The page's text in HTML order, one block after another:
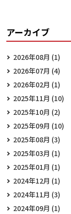
アーカイブ
2026年08月 (1)
2026年07月 (4)
2026年02月 (1)
2025年11月 (10)
2025年10月 (2)
2025年09月 (10)
2025年08月 (3)
2025年03月 (1)
2025年01月 (1)
2024年12月 (1)
2024年11月 (3)
2024年09月 (1)